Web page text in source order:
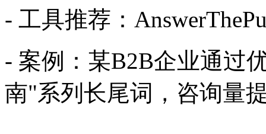
- 工具推荐：
- 案例：某B2B企业通过
南"系列长尾词，咨询量